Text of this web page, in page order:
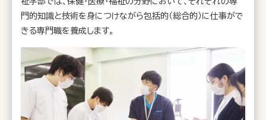
門的知識と技術を身につけながら包括的（総合的）に仕事がで
きる専門職を養成します。